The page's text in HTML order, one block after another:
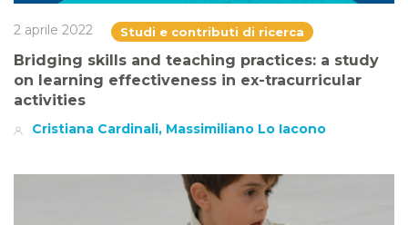
2 aprile 2022 Studi e contributi di ricerca
Bridging skills and teaching practices: a study
on learning effectiveness in ex-tracurricular
activities
Cristiana Cardinali, Massimiliano Lo Iacono